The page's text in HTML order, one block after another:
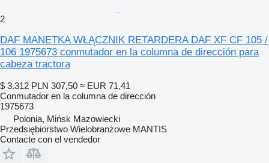
2
DAF MANETKA WŁĄCZNIK RETARDERA DAF XF CF 105 /
106 1975673 conmutador en la columna de dirección para
cabeza tractora
$ 3.312 PLN 307,50 ≈ EUR 71,41
Conmutador en la columna de dirección
1975673
Polonia, Mińsk Mazowiecki
Przedsiębiorstwo Wielobranżowe MANTIS
Contacte con el vendedor